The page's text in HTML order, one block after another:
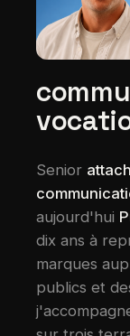
Senior
aujourd'hui
dix ans à
marques
publics et